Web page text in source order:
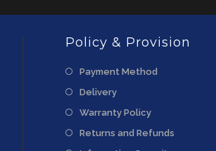
Policy & Provision
Payment Method
Delivery
Warranty Policy
Returns and Refunds